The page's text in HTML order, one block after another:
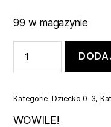
99 w magazynie
Koszulobody
zestaw
bordowo-
czarny
86
Kategorie:Dziecko 0-3,
WOWILE!